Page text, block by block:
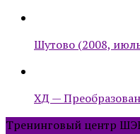
Шутово (2008,
ХД —
Тренинговый центр